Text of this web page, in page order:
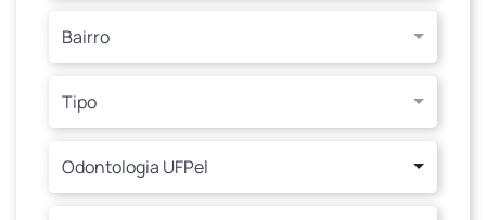
Bairro
Tipo
Odontologia UFPel